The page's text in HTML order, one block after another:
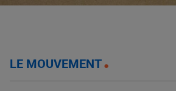
LE MOUVEMENT